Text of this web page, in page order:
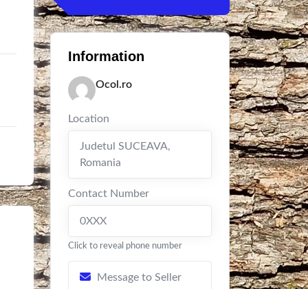
Information
Ocol.ro
Location
Judetul SUCEAVA,
Romania
Contact Number
0XXX
Click to reveal phone number
Message to Seller